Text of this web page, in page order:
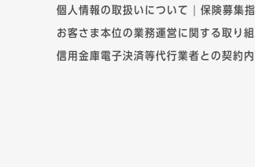
個人情報の取扱いについて 保険募集
お客さま本位の業務運営に関する取り
信用金庫電子決済等代行業者との契約